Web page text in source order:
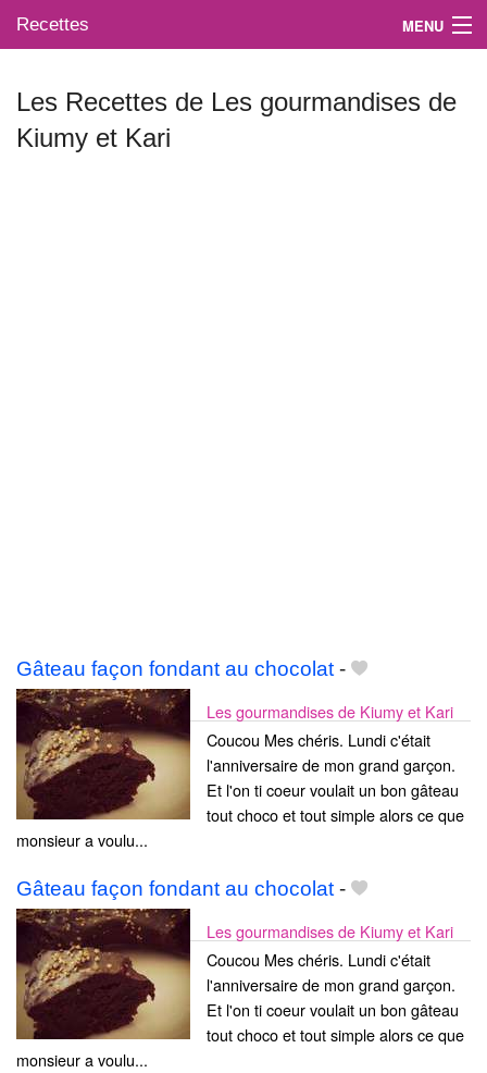
Recettes MENU
Mes blogs préférés
Les Recettes de Les gourmandises de
Kiumy et Kari
Gâteau façon fondant au chocolat -
Les gourmandises de Kiumy et Kari
Coucou Mes chéris. Lundi c'était
l'anniversaire de mon grand garçon.
Et l'on ti coeur voulait un bon gâteau
tout choco et tout simple alors ce que
monsieur a voulu...
Gâteau façon fondant au chocolat-
Les gourmandises de Kiumy et Kari
Coucou Mes chéris. Lundi c'était
l'anniversaire de mon grand garçon.
Et l'on ti coeur voulait un bon gâteau
tout choco et tout simple alors ce que
monsieur a voulu...